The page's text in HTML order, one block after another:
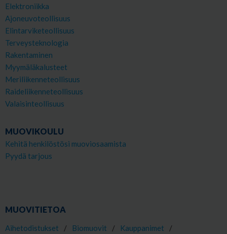
Elektroniikka
Ajoneuvoteollisuus
Elintarviketeollisuus
Terveysteknologia
Rakentaminen
Myymäläkalusteet
Meriliikenneteollisuus
Raideliikenneteollisuus
Valaisinteollisuus
MUOVIKOULU
Kehitä henkilöstösi muoviosaamista
Pyydä tarjous
MUOVITIETOA
Aihetodistukset / Biomuovit / Kauppanimet
/